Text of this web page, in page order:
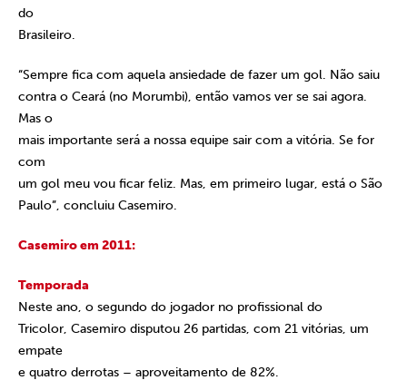
do
Brasileiro.
“Sempre fica com aquela ansiedade de fazer um gol. Não saiu
contra o Ceará (no Morumbi), então vamos ver se sai agora.
Mas o
mais importante será a nossa equipe sair com a vitória. Se for
com
um gol meu vou ficar feliz. Mas, em primeiro lugar, está o São
Paulo”, concluiu Casemiro.
Casemiro em 2011:
Temporada
Neste ano, o segundo do jogador no profissional do
Tricolor, Casemiro disputou 26 partidas, com 21 vitórias, um
empate
e quatro derrotas – aproveitamento de 82%.